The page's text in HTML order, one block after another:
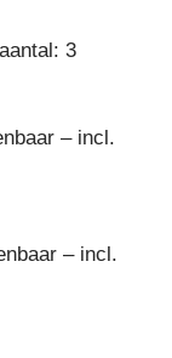
3
– incl.
– incl.